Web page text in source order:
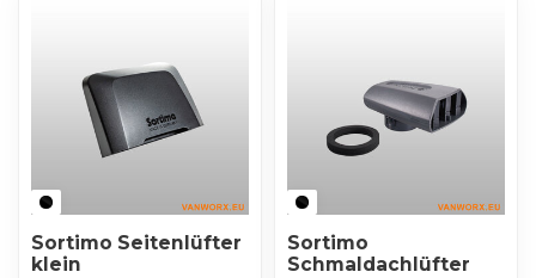
Sortimo Seitenlüfter
klein
Sortimo
Schmaldachlüfter